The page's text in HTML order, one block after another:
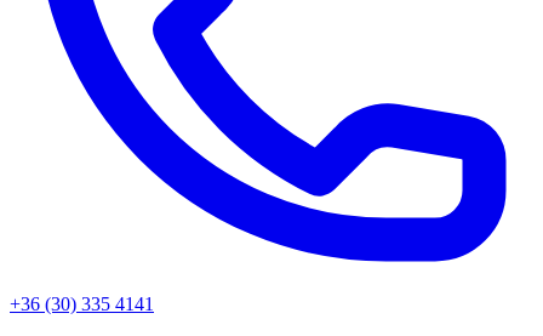
+36 (30) 335 4141